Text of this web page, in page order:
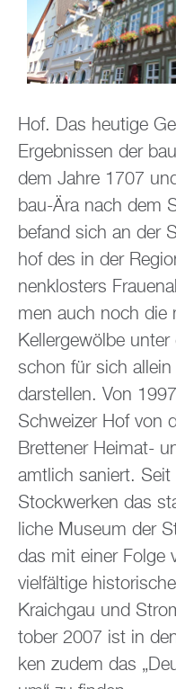
Hof. Das heu­ti­ge
Er­geb­nis­sen der
dem Jahre 1707
bau-Ära nach dem
be­fand sich an der
hof des in der
nen­klos­ters
men auch noch die
Kel­ler­ge­wöl­be
schon für sich
dar­stel­len. Von
Schwei­zer Hof von
Brettener Hei­mat-
amt­lich sa­niert.
Stock­wer­ken das
li­che Mu­se­um der
das mit einer Folge
viel­fäl­ti­ge
Kraich­gau und
to­ber 2007 ist in
ken zudem das